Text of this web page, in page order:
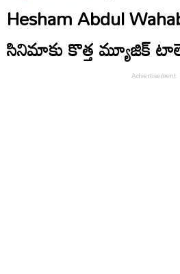
Hesham Abdul
సినిమాకు కొత్త మ్యూజిక్